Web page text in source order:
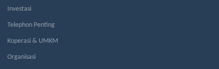
Investasi
Telephon Penting
Koperasi & UMKM
Organisasi